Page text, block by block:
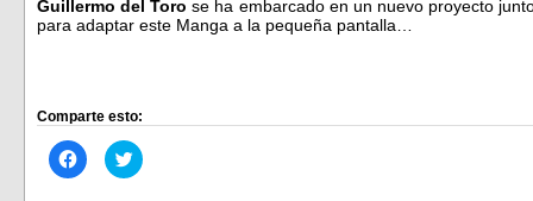
Guillermo del Toro se ha embarcado en un nuevo proyecto
para adaptar este Manga a la pequeña pantalla…
Comparte esto:
Haz
clic
Haz
clic